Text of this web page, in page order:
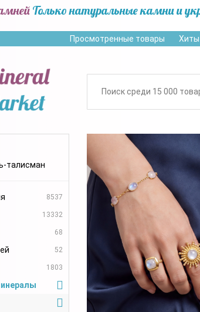
Только натуральные камни и
Просмотренные товары Хиты
талисман
8537
13332
68
52
1803